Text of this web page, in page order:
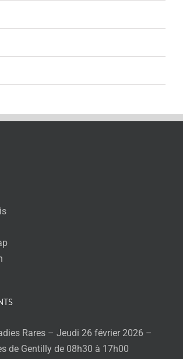
Rares – Jeudi 26 février 2026 –
de Gentilly de 08h30 à 17h00